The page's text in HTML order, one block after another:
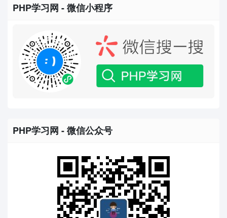
PHP学习网 - 微信小程序
PHP学习网 - 微信公众号